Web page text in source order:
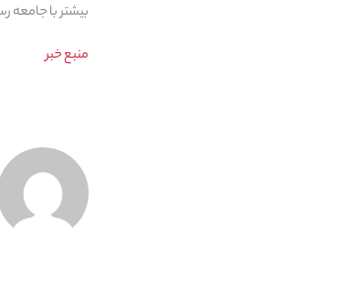
بیشتر با جامعه
منبع خبر